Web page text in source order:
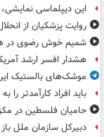
این دیپلماسی
روایت پزشکیان از
شمیم خوش رضوی در
هشدار افسر ارشد
موشک‌های بالستیک
باید افراد کارآمدتر را
حامیان فلسطین در
دبیرکل سازمان ملل